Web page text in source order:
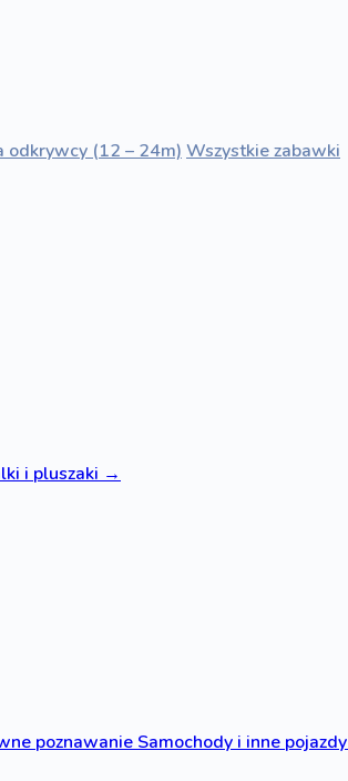
odkrywcy (12 – 24m) Wszystkie zabawki
i pluszaki→
poznawanie Samochody i inne pojazdy